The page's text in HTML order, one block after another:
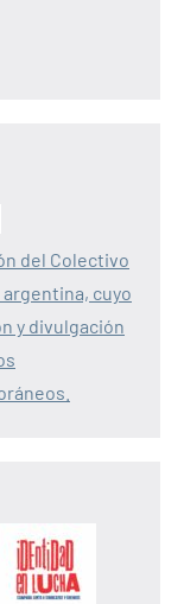
del Colectivo
cuyo
y divulgación